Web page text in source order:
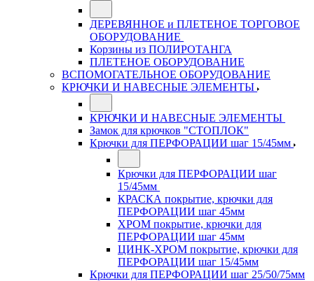
ДЕРЕВЯННОЕ и ПЛЕТЕНОЕ ТОРГОВОЕ
ОБОРУДОВАНИЕ
Корзины из ПОЛИРОТАНГА
ПЛЕТЕНОЕ ОБОРУДОВАНИЕ
ВСПОМОГАТЕЛЬНОЕ ОБОРУДОВАНИЕ
КРЮЧКИ И НАВЕСНЫЕ ЭЛЕМЕНТЫ
КРЮЧКИ И НАВЕСНЫЕ ЭЛЕМЕНТЫ
Замок для крючков "СТОПЛОК"
Крючки для ПЕРФОРАЦИИ шаг 15/45мм
Крючки для ПЕРФОРАЦИИ шаг
15/45мм
КРАСКА покрытие, крючки для
ПЕРФОРАЦИИ шаг 45мм
ХРОМ покрытие, крючки для
ПЕРФОРАЦИИ шаг 45мм
ЦИНК-ХРОМ покрытие, крючки для
ПЕРФОРАЦИИ шаг 15/45мм
Крючки для ПЕРФОРАЦИИ шаг 25/50/75мм